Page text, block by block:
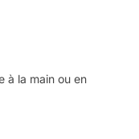
à la main ou en